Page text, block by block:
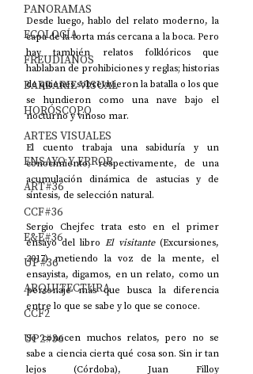
PANORAMAS
ECOLOGÍA
FREUDIANOS
BARBARIE VISUAL
HORÓSCOPO
ARTES VISUALES
ENSAYO Y ERROR
ART#36
CCF#36
E&E#36
UP#36
ARQUITECTURA
CCF2
UP2#36
Desde luego, hablo del relato moderno, la
capa de la torta más cercana a la boca. Pero
hay también relatos folklóricos que
hablaban de prohibiciones y reglas; historias
de quienes sobrevivieron la batalla o los que
se hundieron como una nave bajo el
nocturno y vinoso mar.
El cuento trabaja una sabiduría y un
conocimiento, respectivamente, de una
acumulación dinámica de astucias y de
síntesis, de selección natural.
Sergio Chejfec trata esto en el primer
ensayo del libro El visitante (Excursiones,
2017) metiendo la voz de la mente, el
ensayista, digamos, en un relato, como un
personaje más que busca la diferencia
entre lo que se sabe y lo que se conoce.
Se conocen muchos relatos, pero no se
sabe a ciencia cierta qué cosa son. Sin ir tan
lejos (Córdoba), Juan Filloy